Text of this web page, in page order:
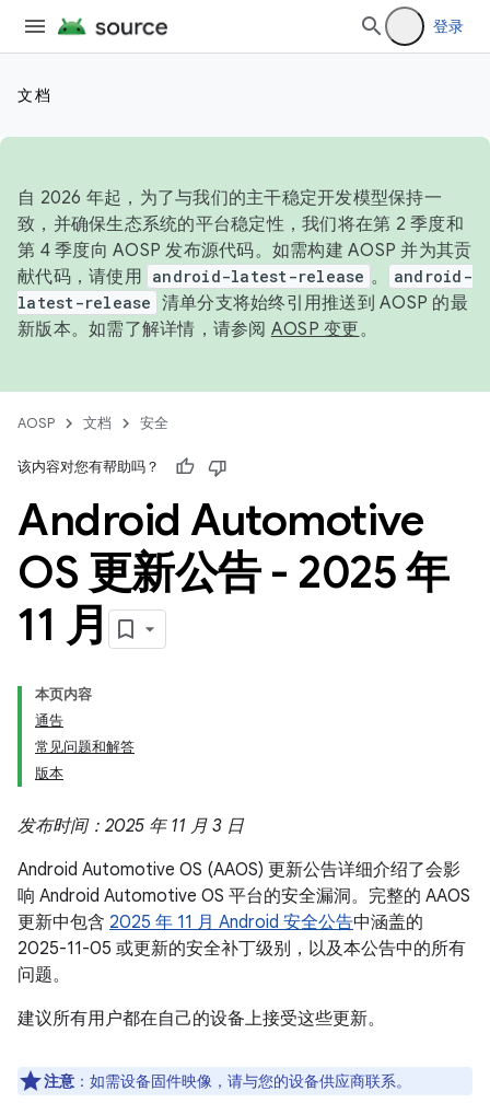
登录
文档
自 2026 年起，为了与我们的主干稳定开发模型保持一
致，并确保生态系统的平台稳定性，我们将在第 2 季度和
第 4 季度向 AOSP 发布源代码。如需构建 AOSP 并为其贡
献代码，请使用 android-latest-release 。
android-
latest-release 清单分支将始终引用推送到 AOSP 的最
新版本。如需了解详情，请参阅 AOSP 变更。
AOSP 文档 安全
该内容对您有帮助吗？
Android Automotive
OS 更新公告 - 2025 年
11 月
本页内容
通告
常见问题和解答
版本
发布时间：2025 年 11 月 3 日
Android Automotive OS (AAOS) 更新公告详细介绍了会影
响 Android Automotive OS 平台的安全漏洞。完整的 AAOS
更新中包含 2025 年 11 月 Android 安全公告中涵盖的
2025-11-05 或更新的安全补丁级别，以及本公告中的所有
问题。
建议所有用户都在自己的设备上接受这些更新。
注意 ：如需设备固件映像，请与您的设备供应商联系。